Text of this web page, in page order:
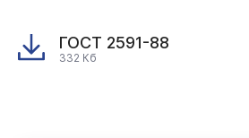
ГОСТ 2591-88
332 Кб